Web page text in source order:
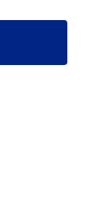
た食感、チー
の酸味もいい
と一緒に食べ
テルを注文し
は甘すぎず、
います。 サ
、飲み物のオ
。ディナーコ
感はありま
誕生日のお祝